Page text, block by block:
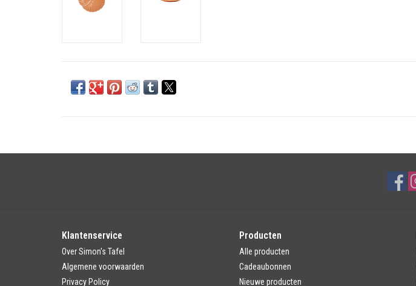
Klantenservice
Over Simon's Tafel
Algemene voorwaarden
Privacy Policy
Producten
Alle producten
Cadeaubonnen
Nieuwe producten